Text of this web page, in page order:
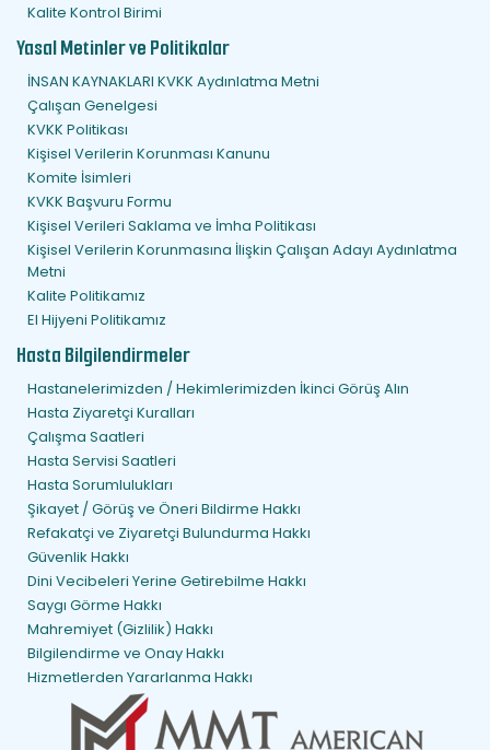
Kalite Kontrol Birimi
Yasal Metinler ve Politikalar
İNSAN KAYNAKLARI KVKK Aydınlatma Metni
Çalışan Genelgesi
KVKK Politikası
Kişisel Verilerin Korunması Kanunu
Komite İsimleri
KVKK Başvuru Formu
Kişisel Verileri Saklama ve İmha Politikası
Kişisel Verilerin Korunmasına İlişkin Çalışan Adayı Aydınlatma
Metni
Kalite Politikamız
El Hijyeni Politikamız
Hasta Bilgilendirmeler
Hastanelerimizden / Hekimlerimizden İkinci Görüş Alın
Hasta Ziyaretçi Kuralları
Çalışma Saatleri
Hasta Servisi Saatleri
Hasta Sorumlulukları
Şikayet / Görüş ve Öneri Bildirme Hakkı
Refakatçi ve Ziyaretçi Bulundurma Hakkı
Güvenlik Hakkı
Dini Vecibeleri Yerine Getirebilme Hakkı
Saygı Görme Hakkı
Mahremiyet (Gizlilik) Hakkı
Bilgilendirme ve Onay Hakkı
Hizmetlerden Yararlanma Hakkı